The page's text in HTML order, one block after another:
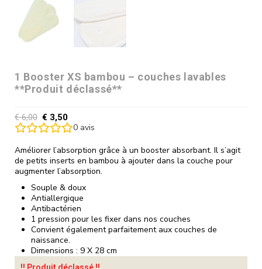
1 Booster XS bambou – couches lavables
**Produit déclassé**
€6,00 € 3,50
0 avis
Améliorer l’absorption grâce à un booster absorbant. Il s’agit
de petits inserts en bambou à ajouter dans la couche pour
augmenter l’absorption.
Souple & doux
Antiallergique
Antibactérien
1 pression pour les fixer dans nos couches
Convient également parfaitement aux couches de
naissance.
Dimensions : 9 X 28 cm
!! Produit déclassé !!